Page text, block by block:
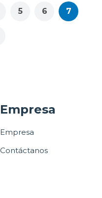
5 6 7
Empresa
Empresa
Contáctanos